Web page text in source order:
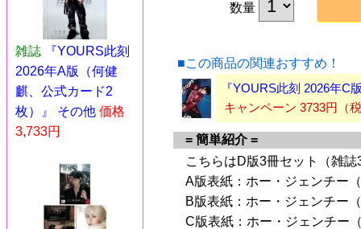
雑誌
『YOURS此刻
2026年A版（何健
麒、公式カード2
枚）』 その他 価格
3,733円
数量
■この商品の関連おすすめ！
『YOURS此刻 2026年C
キャンペーン 3733円（
= 簡単紹介 =
こちらはD版3冊セット（雑
A版表紙：ホー・ジェンチー
B版表紙：ホー・ジェンチー
C版表紙：ホー・ジェンチー